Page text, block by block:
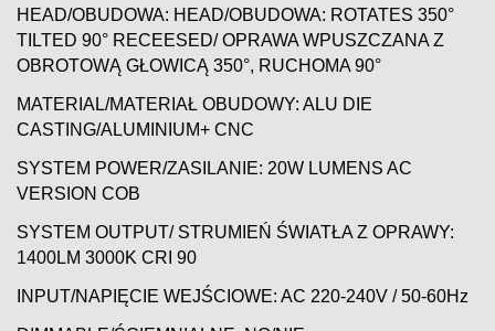
HEAD/OBUDOWA: HEAD/OBUDOWA: ROTATES 350°
TILTED 90° RECEESED/ OPRAWA WPUSZCZANA Z
OBROTOWĄ GŁOWICĄ 350°, RUCHOMA 90°
MATERIAL/MATERIAŁ OBUDOWY: ALU DIE
CASTING/ALUMINIUM+ CNC
SYSTEM POWER/ZASILANIE: 20W LUMENS AC
VERSION COB
SYSTEM OUTPUT/ STRUMIEŃ ŚWIATŁA Z OPRAWY:
1400LM 3000K CRI 90
INPUT/NAPIĘCIE WEJŚCIOWE: AC 220-240V / 50-60Hz